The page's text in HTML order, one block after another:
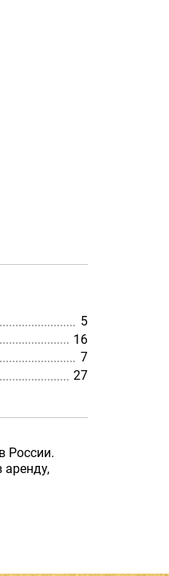
5
16
7
27
России.